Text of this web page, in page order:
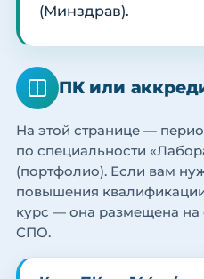
(Минздрав).
ПК или
На этой странице —
по специальности
(портфолио). Если вам
повышения
курс — она размещена на
СПО.